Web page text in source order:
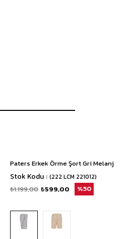
Paters Erkek Örme Şort Gri Melanj
Stok Kodu (222 LCM 221012)
₺1.199,00 ₺599,00 50